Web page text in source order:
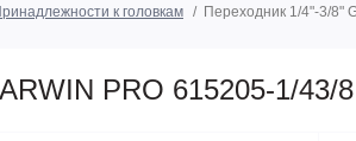
к головкам Переходник 1/4"-3/8"
PRO 615205-1/43/8